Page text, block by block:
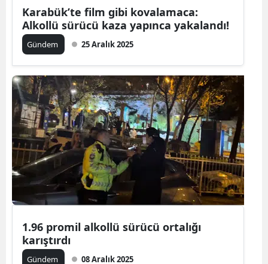
Bursa
Çankırı
Çorum
Denizli
Diyarbakır
Edirne
Elazığ
Karabük’te film gibi kovalamaca:
Alkollü sürücü kaza yapınca yakalandı!
Gündem 25 Aralık 2025
1.96 promil alkollü sürücü ortalığı
karıştırdı
Gündem 08 Aralık 2025